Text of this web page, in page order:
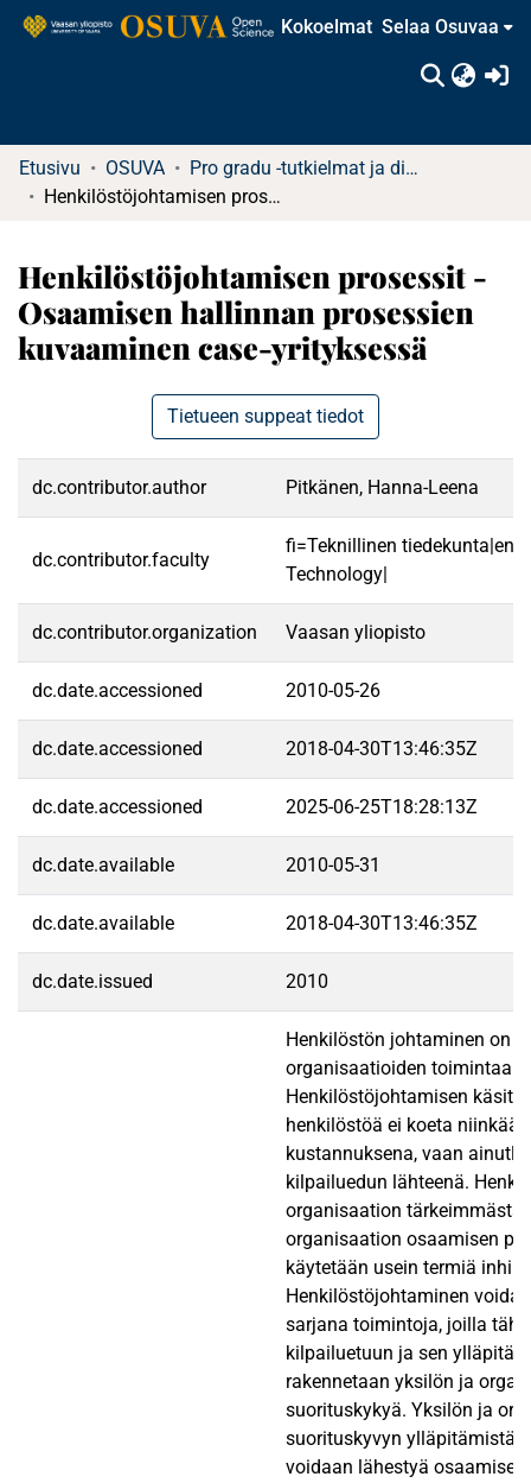
Kokoelmat Selaa Osuvaa
Etusivu OSUVA
Pro gradu -tutkielmat ja diplomityöt (rajattu saatavuus)
Henkilöstöjohtamisen prosessit - Osaamisen hallinnan prosessien kuvaaminen case-yrityksessä
Henkilöstöjohtamisen prosessit -
Osaamisen hallinnan prosessien
kuvaaminen case-yrityksessä
Tietueen suppeat tiedot
dc.contributor.author Pitkänen, Hanna-Leena
dc.contributor.faculty
fi=Teknillinen
Technology|
dc.contributor.organization Vaasan yliopisto
dc.date.accessioned 2010-05-26
dc.date.accessioned 2018-04-30T13:46:35Z
dc.date.accessioned 2025-06-25T18:28:13Z
dc.date.available 2010-05-31
dc.date.available 2018-04-30T13:46:35Z
dc.date.issued 2010
Henkilöstön johtaminen on
organisaatioiden toimintaa
Henkilöstöjohtamisen
henkilöstöä ei koeta niinkään
kustannuksena, vaan
kilpailuedun lähteenä.
organisaation tärkeimmästä
organisaation osaamisen
käytetään usein termiä
Henkilöstöjohtaminen
sarjana toimintoja, joilla
kilpailuetuun ja sen
rakennetaan yksilön ja
suorituskykyä. Yksilön ja
suorituskyvyn ylläpitämistä
voidaan lähestyä